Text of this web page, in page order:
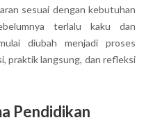
sesuai dengan kebutuhan
terlalu kaku dan
diubah menjadi proses
praktik langsung, dan refleksi
Pendidikan